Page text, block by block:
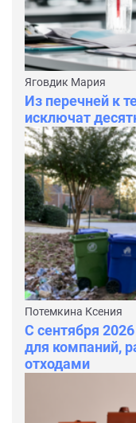
Яговдик Мария
Из перечней к
исключат
Потемкина Ксения
С сентября
для компаний,
отходами